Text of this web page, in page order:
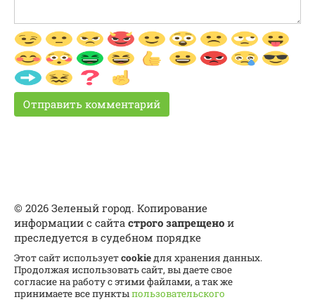
© 2026 Зеленый город. Копирование
информации с сайта строго запрещено и
преследуется в судебном порядке
Этот сайт используетcookie для хранения данных.
Продолжая использовать сайт, вы даете свое
согласие на работу с этими файлами, а так же
принимаете все пункты пользовательского